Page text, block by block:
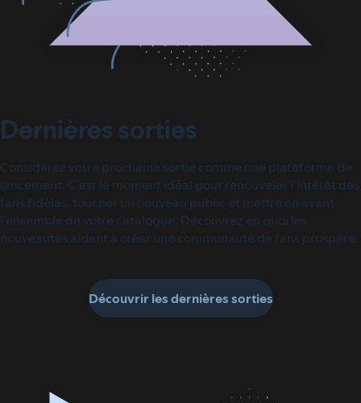
Dernières sorties
Considérez votre prochaine sortie comme une plateforme de
lancement. C’est le moment idéal pour renouveler l’intérêt des
fans fidèles, toucher un nouveau public et mettre en avant
l’ensemble de votre catalogue. Découvrez en quoi les
nouveautés aident à créer une communauté de fans prospère.
Découvrir les dernières sorties